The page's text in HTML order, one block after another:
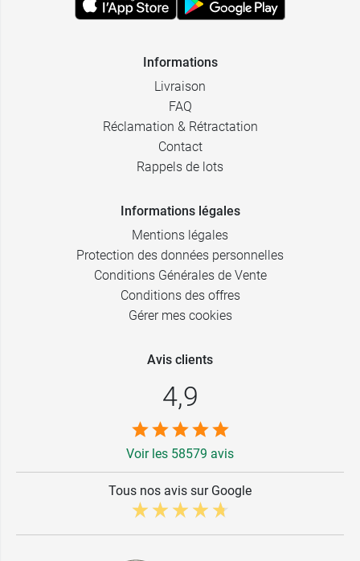
Informations
Livraison
FAQ
Réclamation & Rétractation
Contact
Rappels de lots
Informations légales
Mentions légales
Protection des données personnelles
Conditions Générales de Vente
Conditions des offres
Gérer mes cookies
Avis clients
4,9
Voir les 58579 avis
Tous nos avis sur Google